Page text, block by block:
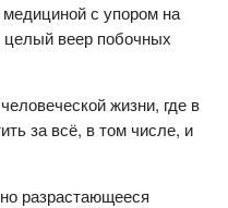
с упором на
веер побочных
жизни, где в
за всё, в том числе, и
разрастающееся